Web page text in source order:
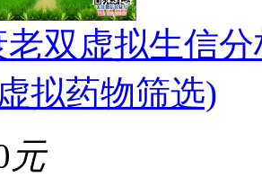
双虚拟生信
拟药物筛选)
元